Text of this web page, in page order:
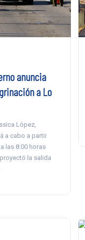
anuncia
a Lo
López,
a cabo a partir
las 8:00 horas
la salida